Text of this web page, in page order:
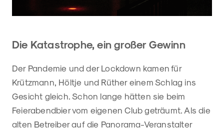
Die Katastrophe, ein großer Gewinn
Der Pandemie und der Lockdown kamen für
Krützmann, Höltje und Rüther einem Schlag ins
Gesicht gleich. Schon lange hätten sie beim
Feierabendbier vom eigenen Club geträumt. Als die
alten Betreiber auf die Panorama-Veranstalter